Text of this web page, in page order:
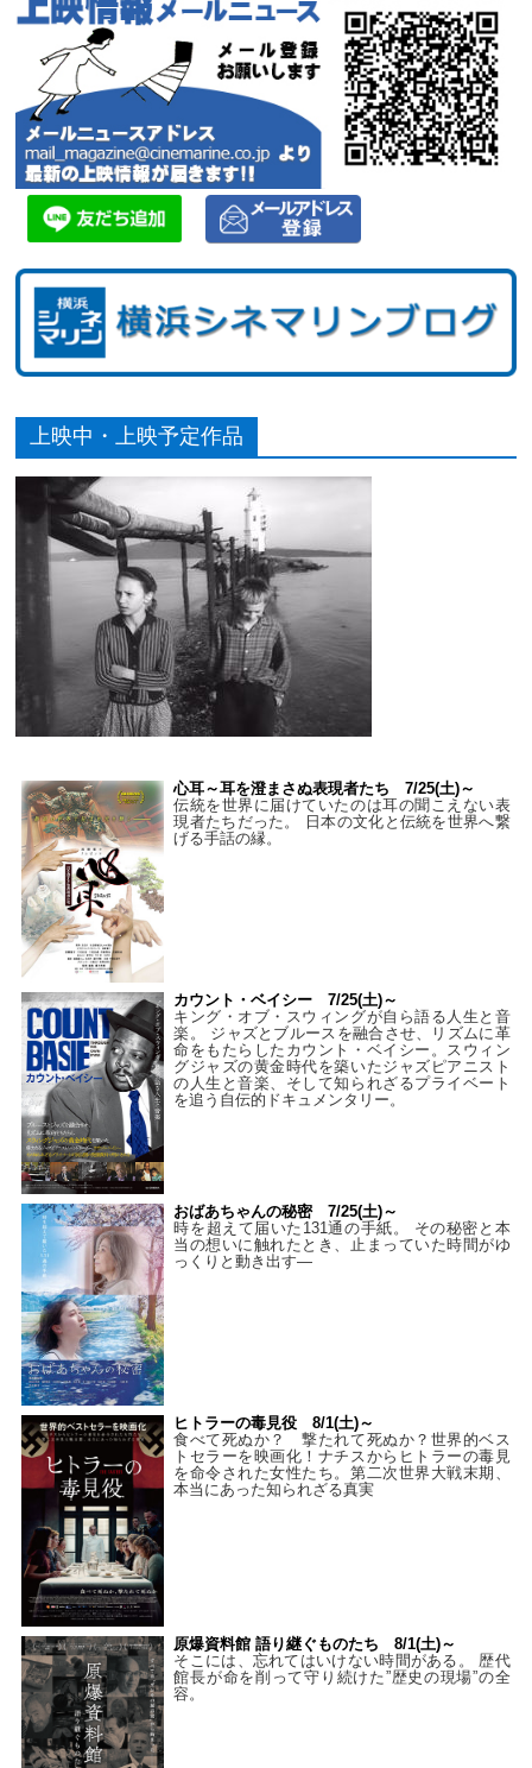
上映中・上映予定作品
心耳～耳を澄まさぬ表現者たち 7/25(土)～
伝統を世界に届けていたのは耳の聞こえない表
現者たちだった。 日本の文化と伝統を世界へ繋
げる手話の縁。
カウント・ベイシー 7/25(土)～
キング・オブ・スウィングが自ら語る人生と音
楽。 ジャズとブルースを融合させ、リズムに革
命をもたらしたカウント・ベイシー。スウィン
グジャズの黄金時代を築いたジャズピアニスト
の人生と音楽、そして知られざるプライベート
を追う自伝的ドキュメンタリー。
おばあちゃんの秘密 7/25(土)～
時を超えて届いた131通の手紙。 その秘密と本
当の想いに触れたとき、止まっていた時間がゆ
っくりと動き出す―
ヒトラーの毒見役 8/1(土)～
食べて死ぬか？ 撃たれて死ぬか？世界的ベス
トセラーを映画化！ナチスからヒトラーの毒見
を命令された女性たち。第二次世界大戦末期、
本当にあった知られざる真実
原爆資料館 語り継ぐものたち 8/1(土)～
そこには、忘れてはいけない時間がある。 歴代
館長が命を削って守り続けた”歴史の現場”の全
容。